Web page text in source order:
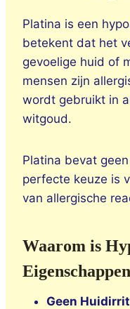
Platina is een
betekent dat het
gevoelige huid of
mensen zijn
wordt gebruikt in
witgoud.
Platina bevat
perfecte keuze is
van allergische
Waarom is
Geen